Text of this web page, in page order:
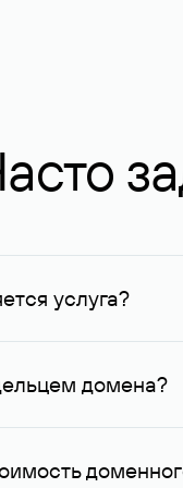
услуга?
в
домена?
его